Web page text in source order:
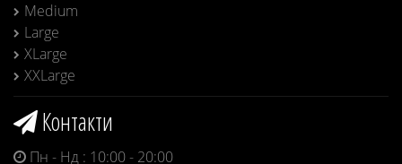
Medium
Large
XLarge
XXLarge
Контакти
Пн - Нд : 10:00 - 20:00